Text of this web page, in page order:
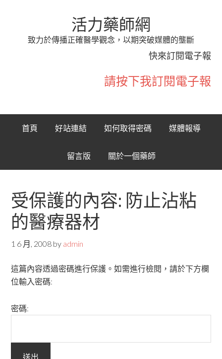
活力藥師網
致力於傳播正確醫學觀念，以期突破媒體的壟斷
快來訂閱電子報
請按下我訂閱電子報
首頁 好站連結 如何取得密碼 媒體報導
留言版 關於一個藥師
受保護的內容: 防止沾粘
的醫療器材
1 6 月, 2008 by admin
這篇內容透過密碼進行保護。如需進行檢閱，請於下方欄
位輸入密碼:
密碼: